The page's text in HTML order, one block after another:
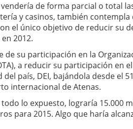
de forma parcial o total
y casinos, también contempla
el único objetivo de reducir su
2012.
de su participación en la
a reducir su participación en
país, DEI, bajándola desde el
internacional de Atenas.
lo expuesto, lograría 15.000
para 2015. Algo que haría